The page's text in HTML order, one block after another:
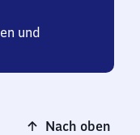
und
Nach oben